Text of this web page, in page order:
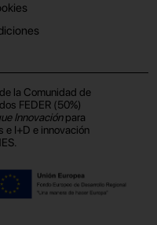
la Comunidad de
FEDER (50%)
Innovaciónpara
e I+D e innovación